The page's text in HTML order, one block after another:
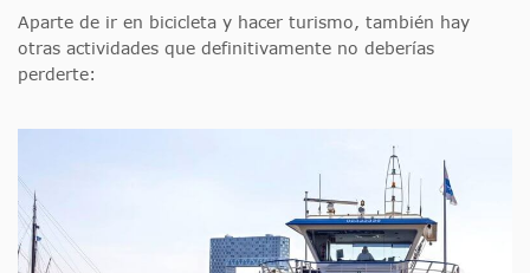
Aparte de ir en bicicleta y hacer turismo, también hay
otras actividades que definitivamente no deberías
perderte: